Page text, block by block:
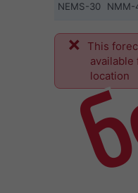
NEMS-30 NMM-
This
location